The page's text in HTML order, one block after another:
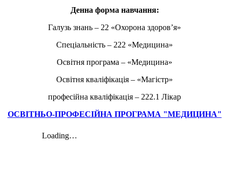
Денна форма навчання:
Галузь знань – 22 «Охорона здоров’я»
Спеціальність – 222 «Медицина»
Освітня програма – «Медицина»
Освітня кваліфікація – «Магістр»
професійна кваліфікація – 222.1 Лікар
ОСВІТНЬО-ПРОФЕСІЙНА ПРОГРАМА "МЕДИЦИНА"